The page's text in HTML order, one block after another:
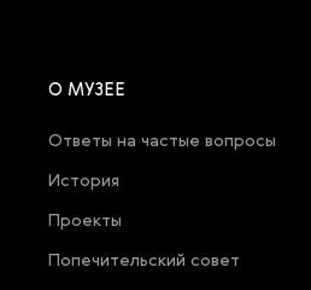
О МУЗЕЕ
Ответы на частые вопросы
История
Проекты
Попечительский совет